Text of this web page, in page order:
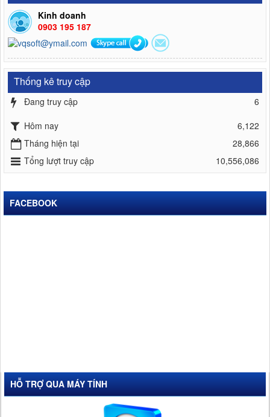
Kinh doanh
0903 195 187
Thống kê truy cập
Đang truy cập
6
Hôm nay
6,122
Tháng hiện tại
28,866
Tổng lượt truy cập
10,556,086
FACEBOOK
HỖ TRỢ QUA MÁY TÍNH